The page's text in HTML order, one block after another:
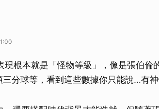
現根本就是「怪物等級」，像是張伯倫
分球等，看到這些數據你只能說…有神